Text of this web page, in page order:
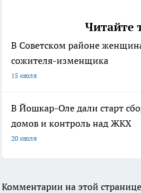
Читайте
В Советском районе
сожителя-изменщика
15 июля
В Йошкар-Оле дали старт
домов и контроль над ЖКХ
20 июля
Комментарии на этой